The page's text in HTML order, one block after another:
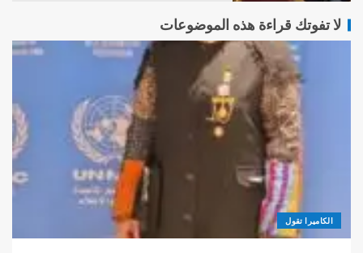
لا تفوتك قراءة هذه الموضوعات
الكاميرا تقول